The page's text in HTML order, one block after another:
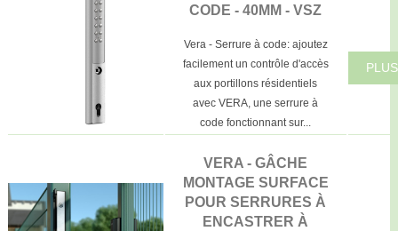
CODE - 40MM - VSZ
Vera - Serrure à code: ajoutez
facilement un contrôle d'accès
aux portillons résidentiels
avec VERA, une serrure à
code fonctionnant sur...
VERA - GÂCHE
MONTAGE SURFACE
POUR SERRURES À
ENCASTRER À